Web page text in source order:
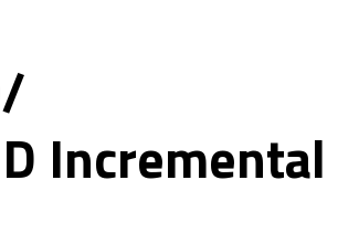
Incremental